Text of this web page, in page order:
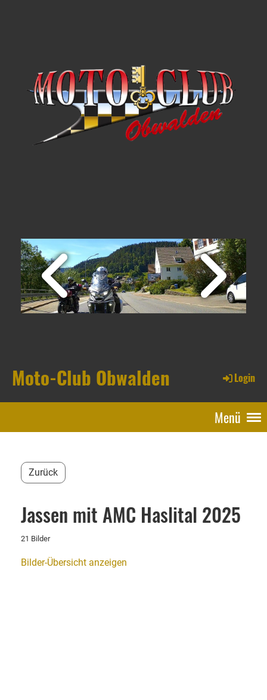
Moto-Club Obwalden Login
Menü
Zurück
Jassen mit AMC Haslital 2025
21 Bilder
Bilder-Übersicht anzeigen